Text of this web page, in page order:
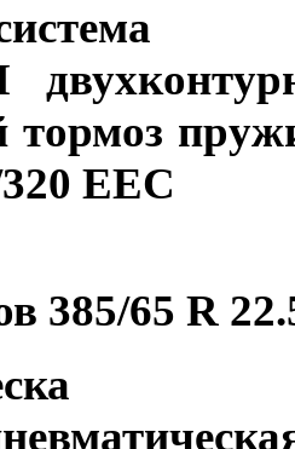
тормоз
EEC
385/65 R